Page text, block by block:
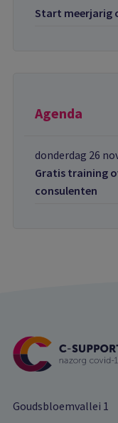
Start meerjarig
Agenda
donderdag 26
Gratis training
consulenten
Goudsbloemvallei 1